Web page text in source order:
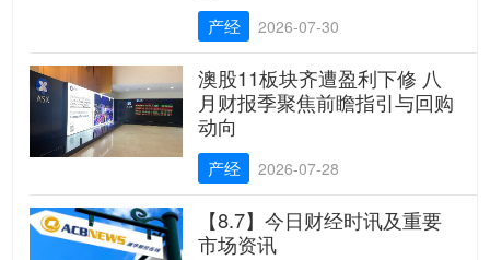
产经 2026-07-30
澳股11板块齐遭盈利下修 八
月财报季聚焦前瞻指引与回购
动向
产经 2026-07-28
【8.7】今日财经时讯及重要
市场资讯